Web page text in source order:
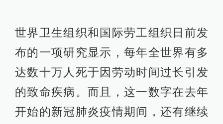
世界卫生组织和国际劳工组织日前发
布的一项研究显示，每年全世界有多
达数十万人死于因劳动时间过长引发
的致命疾病。而且，这一数字在去年
开始的新冠肺炎疫情期间，还有继续